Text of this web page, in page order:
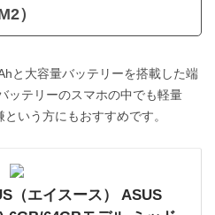
）
と大容量バッテリーを搭載した端
ッテリーのスマホの中でも軽量
いう方にもおすすめです。
（エイスース） ASUS